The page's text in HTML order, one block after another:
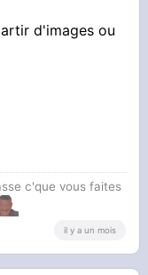
d'images ou
c'que vous faites
il y a un mois